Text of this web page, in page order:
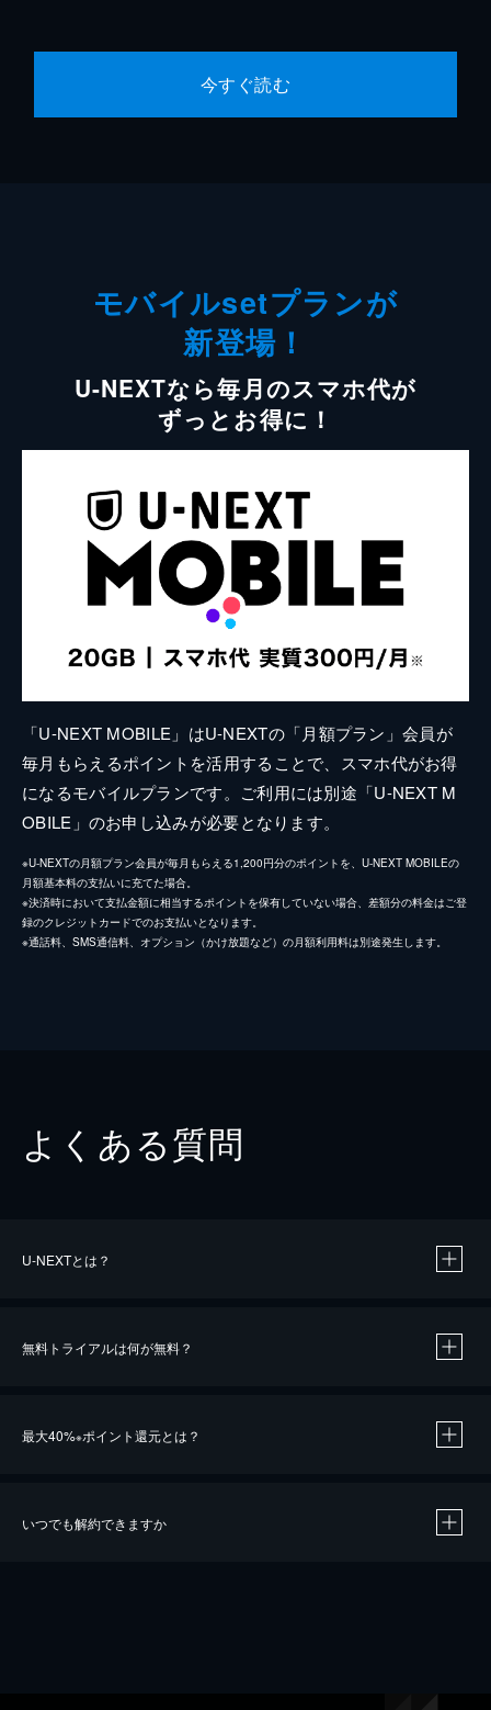
今すぐ読む
モバイルsetプランが
新登場！
U-NEXTなら毎月のスマホ代が
ずっとお得に！
「U-NEXT MOBILE」はU-NEXTの「月額プラン」会員が
毎月もらえるポイントを活用することで、スマホ代がお得
になるモバイルプランです。ご利用には別途「U-NEXT M
OBILE」のお申し込みが必要となります。
※U-NEXTの月額プラン会員が毎月もらえる1,200円分のポイントを、U-NEXT MOBILEの
月額基本料の支払いに充てた場合。
※決済時において支払金額に相当するポイントを保有していない場合、差額分の料金はご登
録のクレジットカードでのお支払いとなります。
※通話料、SMS通信料、オプション（かけ放題など）の月額利用料は別途発生します。
よくある質問
U-NEXTとは？
無料トライアルは何が無料？
最大40%※ポイント還元とは？
いつでも解約できますか